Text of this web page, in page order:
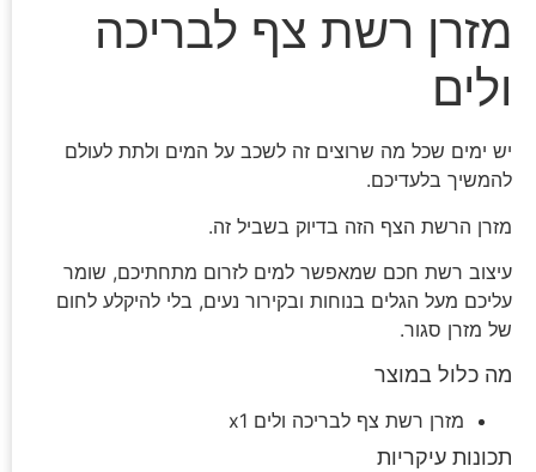
מזרן רשת צף לבריכה
ולים
יש ימים שכל מה שרוצים זה לשכב על המים ולתת לעולם
להמשיך בלעדיכם.
מזרן הרשת הצף הזה בדיוק בשביל זה.
עיצוב רשת חכם שמאפשר למים לזרום מתחתיכם, שומר
עליכם מעל הגלים בנוחות ובקירור נעים, בלי להיקלע לחום
של מזרן סגור.
מה כלול במוצר
מזרן רשת צף לבריכה ולים x1
תכונות עיקריות